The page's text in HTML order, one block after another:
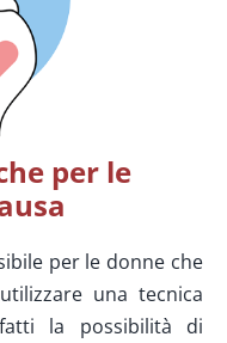
per le
per le donne che
una tecnica
la possibilità di